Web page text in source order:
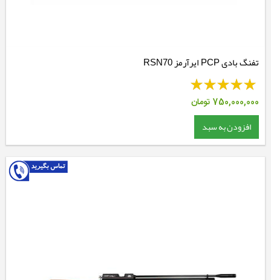
تفنگ بادی PCP ایرآرمز RSN70
750,000,000 تومان
افزودن به سبد